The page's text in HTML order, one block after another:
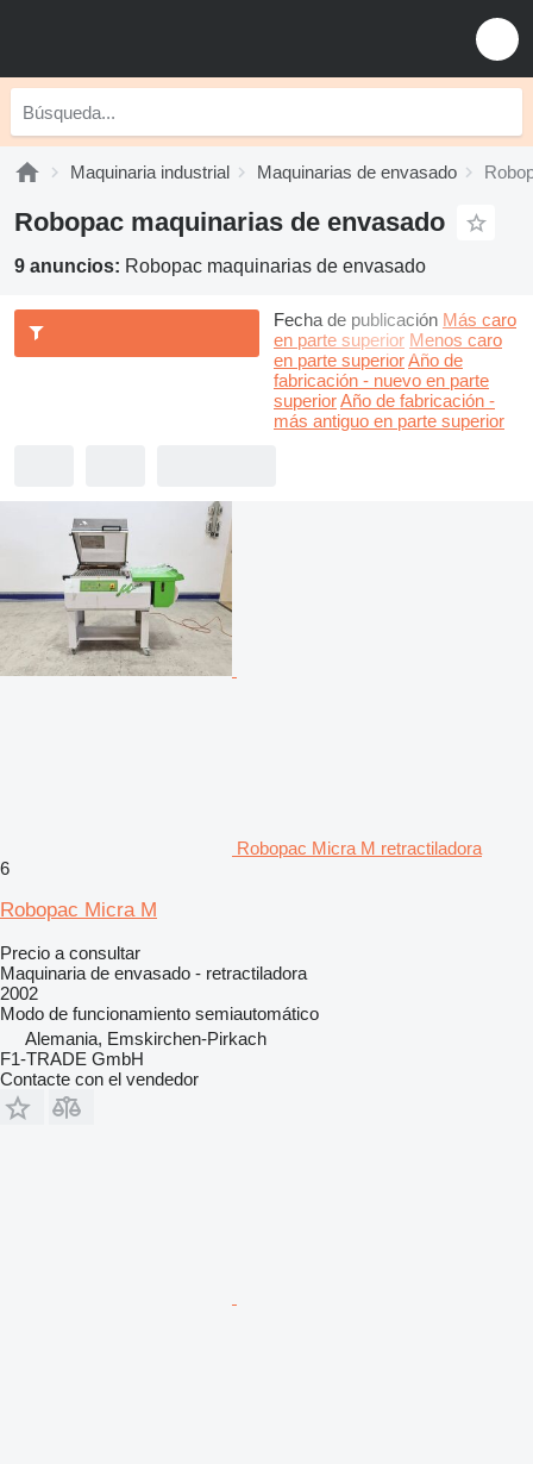
Maquinaria industrial Maquinarias de envasado
Robopac maquinarias de envasado
9 anuncios: Robopac maquinarias de envasado
Fecha de publicación Más caro
en parte superior Menos caro
en parte superiorAño de
fabricación - nuevo en parte
superiorAño de fabricación -
más antiguo en parte superior
Robopac Micra M retractiladora
6
Robopac Micra M
Precio a consultar
Maquinaria de envasado - retractiladora
2002
Modo de funcionamiento semiautomático
Alemania, Emskirchen-Pirkach
F1-TRADE GmbH
Contacte con el vendedor